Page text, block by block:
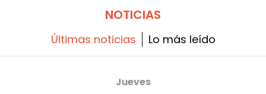
NOTICIAS
Últimas noticias Lo más leído
Jueves